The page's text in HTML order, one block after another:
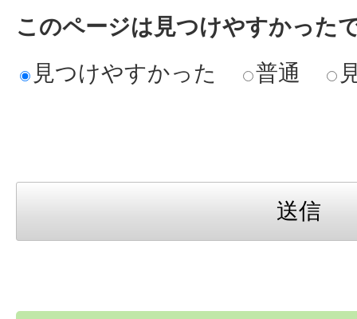
このページは見つけやすかった
見つけやすかった
普通